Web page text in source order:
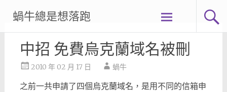
content
蝸牛總是想落跑
中招 免費烏克蘭域名被刪
2010 年 02 月 17 日 蝸牛
之前一共申請了四個烏克蘭域名，是用不同的信箱申